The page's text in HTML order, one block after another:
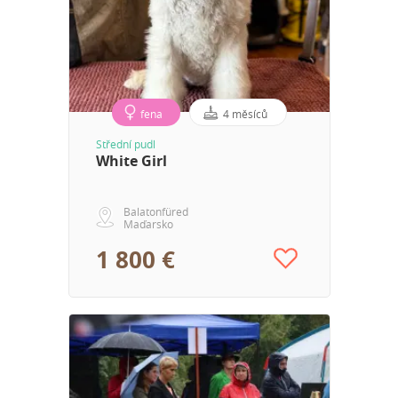
fena 4 měsíců
Střední pudl
White Girl
Balatonfüred
Maďarsko
1 800 €